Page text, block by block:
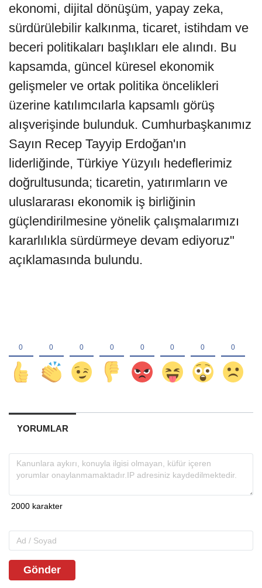
ekonomi, dijital dönüşüm, yapay zeka,
sürdürülebilir kalkınma, ticaret, istihdam ve
beceri politikaları başlıkları ele alındı. Bu
kapsamda, güncel küresel ekonomik
gelişmeler ve ortak politika öncelikleri
üzerine katılımcılarla kapsamlı görüş
alışverişinde bulunduk. Cumhurbaşkanımız
Sayın Recep Tayyip Erdoğan'ın
liderliğinde, Türkiye Yüzyılı hedeflerimiz
doğrultusunda; ticaretin, yatırımların ve
uluslararası ekonomik iş birliğinin
güçlendirilmesine yönelik çalışmalarımızı
kararlılıkla sürdürmeye devam ediyoruz"
açıklamasında bulundu.
YORUMLAR
Gönder